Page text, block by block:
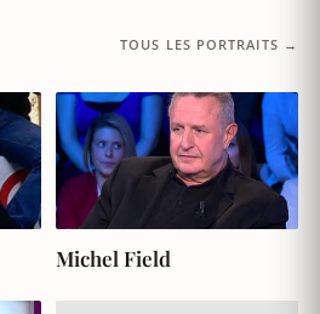
TOUS LES PORTRAITS →
Michel Field